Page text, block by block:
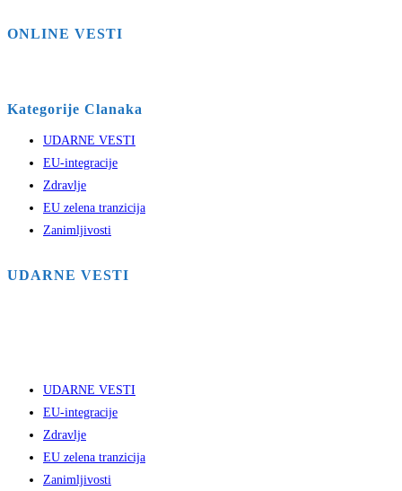
ONLINE VESTI
Kategorije Clanaka
UDARNE VESTI
EU-integracije
Zdravlje
EU zelena tranzicija
Zanimljivosti
UDARNE VESTI
UDARNE VESTI
EU-integracije
Zdravlje
EU zelena tranzicija
Zanimljivosti